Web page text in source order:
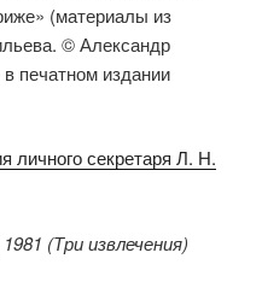
(материалы из
© Александр
печатном издании
личного секретаря Л. Н.
(Три извлечения)